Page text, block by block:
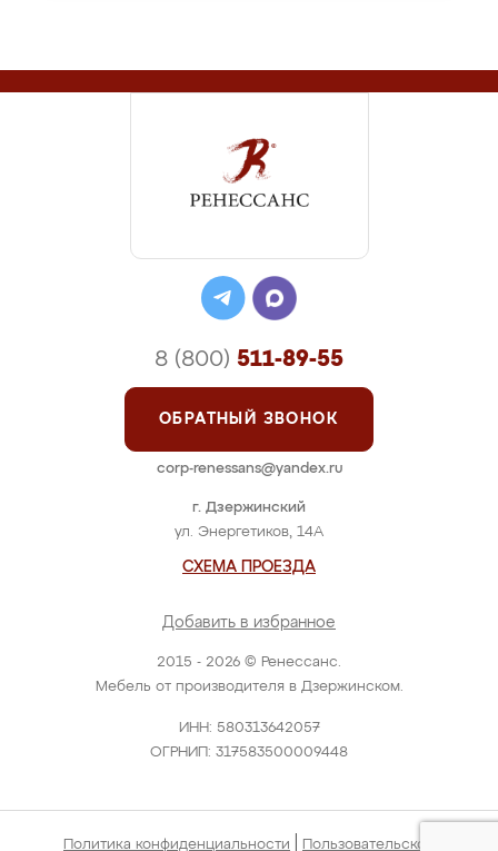
2015 - 2026 © Ренессанс.
Мебель от производителя в Дзержинском.
ИНН: 580313642057
ОГРНИП: 317583500009448
г. Дзержинский
ул. Энергетиков, 14А
СХЕМА ПРОЕЗДА
Добавить в избранное
8 (800) 511-89-55
ОБРАТНЫЙ ЗВОНОК
corp-renessans@yandex.ru
Политика конфиденциальности Пользовательское